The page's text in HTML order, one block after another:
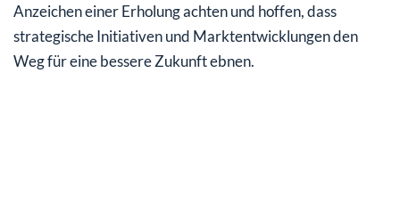
Anzeichen einer Erholung achten und hoffen, dass
strategische Initiativen und Marktentwicklungen den
Weg für eine bessere Zukunft ebnen.